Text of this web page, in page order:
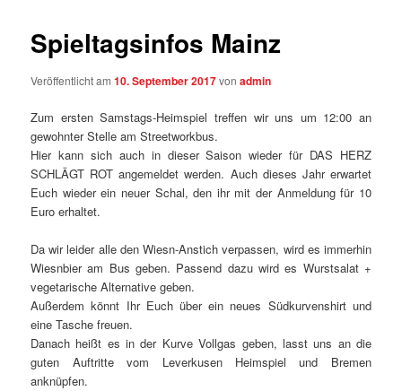
Spieltagsinfos Mainz
Veröffentlicht am10. September 2017vonadmin
Zum ersten Samstags-Heimspiel treffen wir uns um 12:00 an
gewohnter Stelle am Streetworkbus.
Hier kann sich auch in dieser Saison wieder für DAS HERZ
SCHLÄGT ROT angemeldet werden. Auch dieses Jahr erwartet
Euch wieder ein neuer Schal, den ihr mit der Anmeldung für 10
Euro erhaltet.
Da wir leider alle den Wiesn-Anstich verpassen, wird es immerhin
Wiesnbier am Bus geben. Passend dazu wird es Wurstsalat +
vegetarische Alternative geben.
Außerdem könnt Ihr Euch über ein neues Südkurvenshirt und
eine Tasche freuen.
Danach heißt es in der Kurve Vollgas geben, lasst uns an die
guten Auftritte vom Leverkusen Heimspiel und Bremen
anknüpfen.